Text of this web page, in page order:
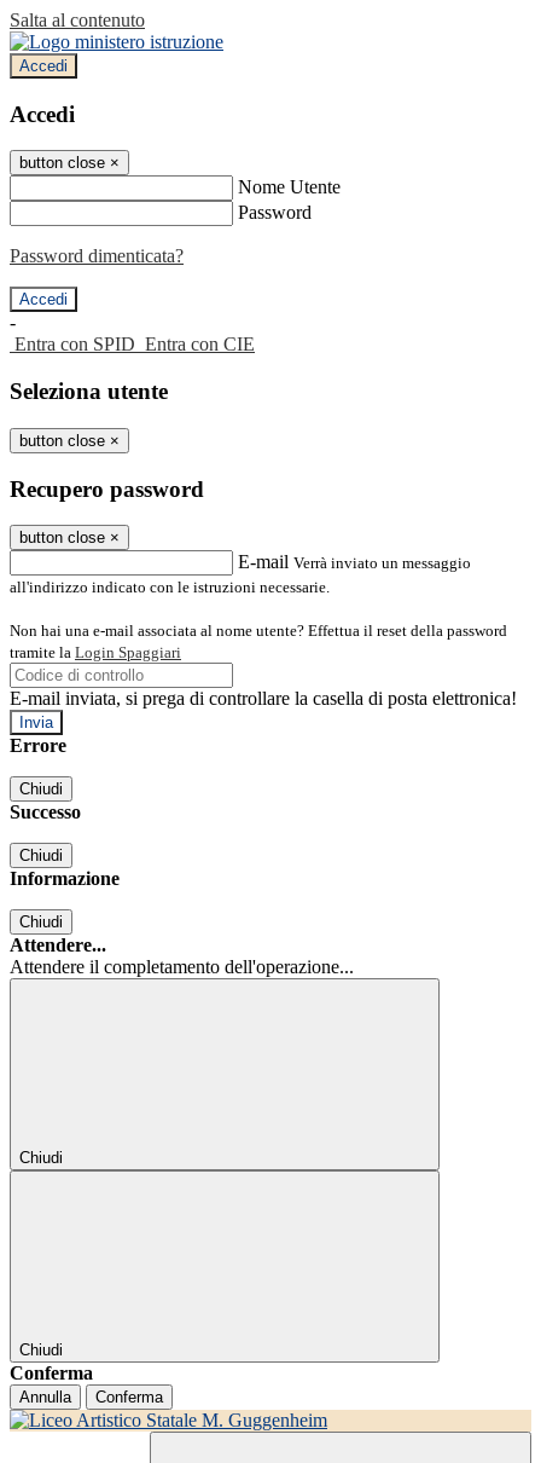
Salta al contenuto
Accedi
Accedi
button close ×
Nome Utente
Password
Password dimenticata?
-
Entra con SPID Entra con CIE
Seleziona utente
button close ×
Recupero password
button close ×
E-mail Verrà inviato un messaggio
all'indirizzo indicato con le istruzioni necessarie.
Non hai una e-mail associata al nome utente? Effettua il reset della password
tramite la Login Spaggiari
E-mail inviata, si prega di controllare la casella di posta elettronica!
Errore
Chiudi
Successo
Chiudi
Informazione
Chiudi
Attendere...
Attendere il completamento dell'operazione...
Chiudi
Chiudi
Conferma
Annulla Conferma